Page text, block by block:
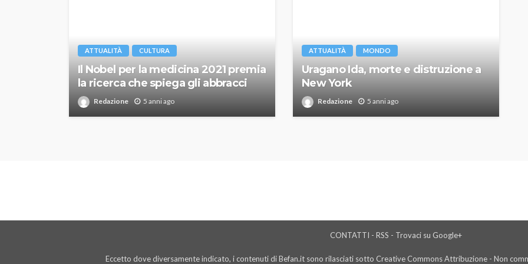
ATTUALITÀ CULTURA
Il Nobel per la medicina 2021 premia
la ricerca che spiega gli abbracci
Redazione 5 anni ago
ATTUALITÀ MONDO
Uragano Ida, morte e distruzione a
New York
Redazione 5 anni ago
CONTATTI - RSS - Trovaci su Google+
Eccetto dove diversamente indicato, i contenuti di Befan.it sono rilasciati sotto Creative Commons Attribuzione - Non